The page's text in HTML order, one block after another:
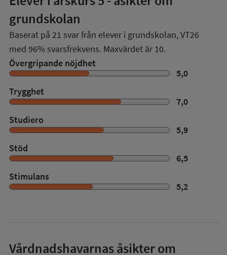
grundskolan
Baserat på 21 svar från elever i grundskolan,VT26
med 96% svarsfrekvens. Maxvärdet är 10.
Övergripande nöjdhet
5,0
Trygghet
7,0
Studiero
5,9
Stöd
6,5
Stimulans
5,2
Vårdnadshavarnas åsikter om